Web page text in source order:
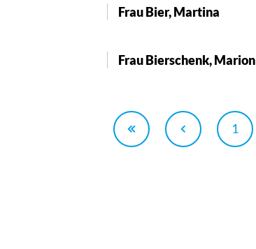
Frau Bier, Martina
Frau Bierschenk, Marion
1